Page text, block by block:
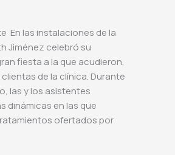
En las instalaciones de la
Jiménez celebró su
fiesta a la que acudieron,
de la clínica. Durante
las y los asistentes
dinámicas en las que
ofertados por